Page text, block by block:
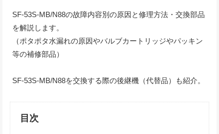
SF-53S-MB/N88の故障内容別の原因と修理方法・交換部品
を解説します。
（ポタポタ水漏れの原因やバルブカートリッジやパッキン
等の補修部品）
SF-53S-MB/N88を交換する際の後継機（代替品）も紹介。
目次